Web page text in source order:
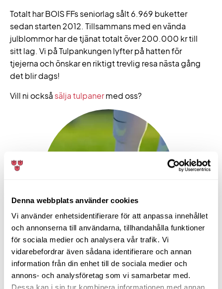
Denna webbplats använder cookies
Vi använder enhetsidentifierare för att anpassa innehållet
och annonserna till användarna, tillhandahålla funktioner
för sociala medier och analysera vår trafik. Vi
vidarebefordrar även sådana identifierare och annan
information från din enhet till de sociala medier och
annons- och analysföretag som vi samarbetar med.
Totalt har BOIS FFs seniorlag sålt 6.969 buketter
sedan starten 2012. Tillsammans med en vända
julblommor har de tjänat totalt över 200.000 kr till
sitt lag. Vi på Tulpankungen lyfter på hatten för
tjejerna och önskar en riktigt trevlig resa nästa gång
det blir dags!
Vill ni också sälja tulpanermed oss?
Dela artikeln på sociala medier